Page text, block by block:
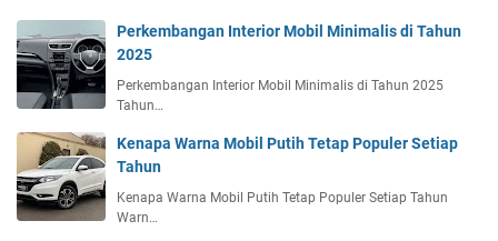
Perkembangan Interior Mobil Minimalis di Tahun
2025
Perkembangan Interior Mobil Minimalis di Tahun 2025
Tahun…
Kenapa Warna Mobil Putih Tetap Populer Setiap
Tahun
Kenapa Warna Mobil Putih Tetap Populer Setiap Tahun
Warn…